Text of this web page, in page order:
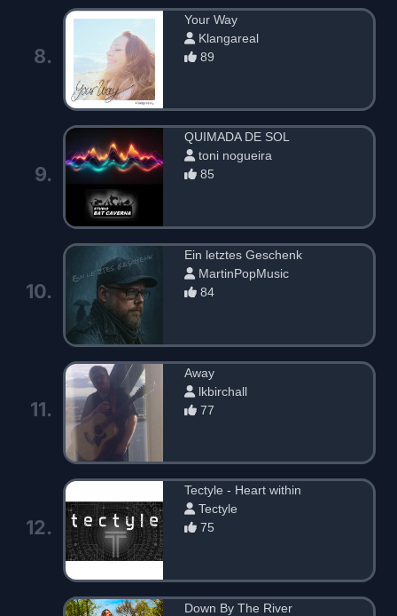
8.
Your Way
Klangareal
89
9.
QUIMADA DE SOL
toni nogueira
85
10.
Ein letztes Geschenk
MartinPopMusic
84
11.
Away
lkbirchall
77
12.
Tectyle - Heart within
Tectyle
75
Down By The River